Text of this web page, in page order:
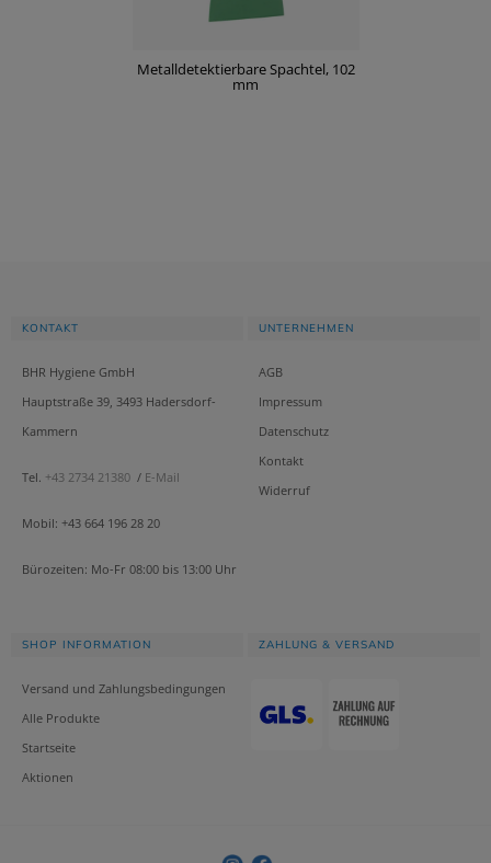
Metalldetektierbare Spachtel, 102
mm
KONTAKT
BHR Hygiene GmbH
Hauptstraße 39, 3493 Hadersdorf-
Kammern
Tel. +43 2734 21380 / E-Mail
Mobil: +43 664 196 28 20
Bürozeiten: Mo-Fr 08:00 bis 13:00 Uhr
UNTERNEHMEN
AGB
Impressum
Datenschutz
Kontakt
Widerruf
SHOP INFORMATION
Versand und Zahlungsbedingungen
Alle Produkte
Startseite
Aktionen
ZAHLUNG & VERSAND